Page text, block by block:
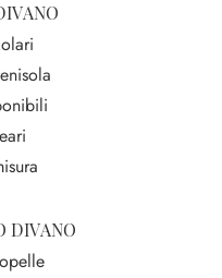
DIVANO